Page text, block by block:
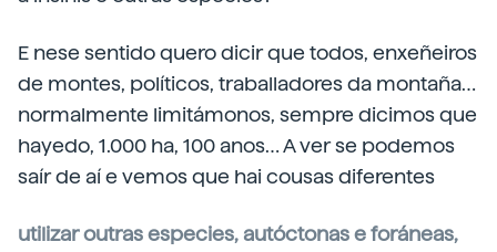
E nese sentido quero dicir que todos, enxeñeiros
de montes, políticos, traballadores da montaña…
normalmente limitámonos, sempre dicimos que
hayedo, 1.000 ha, 100 anos… A ver se podemos
saír de aí e vemos que hai cousas diferentes
utilizar outras especies, autóctonas e foráneas,